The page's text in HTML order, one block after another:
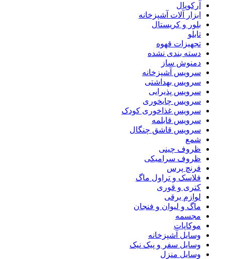
آرکوپال
ابزار آلات آشپزخانه
بلور و کریستال
تابلو
تجهیزات قهوه
دسته بندی نشده
دمنوش ساز
سرویس آشپزخانه
سرویس بهداشتی
سرویس پذیرایی
سرویس چایخوری
سرویس غذاخوری کودک
سرویس قابلمه
سرویس قاشق چنگال
شمع
ظروف چینی
ظروف سرامیکی
فرنچ پرس
فلاسک و تراول ماگ
کتری و قوری
لوازم برقی
ماگ و لیوان و فنجان
مجسمه
موکاپات
وسایل آشپزخانه
وسایل سفر و پیک نیک
وسایل منزل